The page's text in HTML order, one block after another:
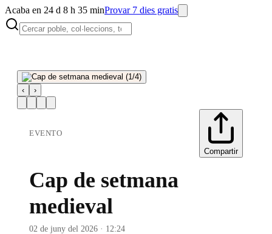
Acaba en 24 d 8 h 35 minProvar 7 dies gratis
‹ ›
EVENTO
Compartir
Cap de setmana
medieval
02 de juny del 2026 · 12:24